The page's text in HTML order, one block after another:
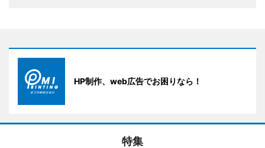
HP制作、web広告でお困りなら！
特集